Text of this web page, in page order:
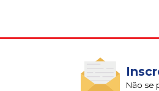
Não se